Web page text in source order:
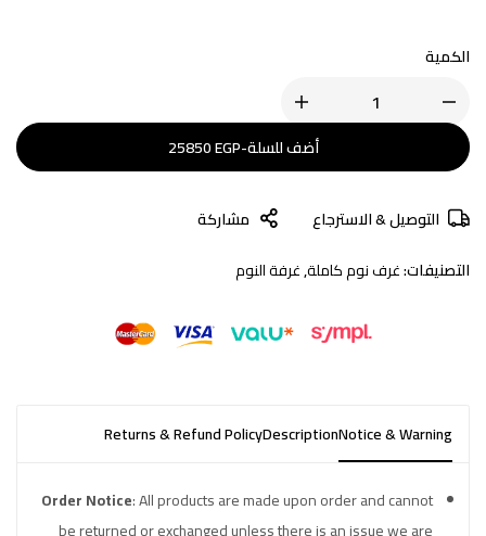
الكمية
أضف للسلة-
25850EGP
التوصيل & الاسترجاع
مشاركة
التصنيفات:غرف نوم كاملة,غرفة النوم
Notice & Warning
Description
Returns & Refund Policy
Order Notice: All products are made upon order and cannot
be returned or exchanged unless there is an issue we are